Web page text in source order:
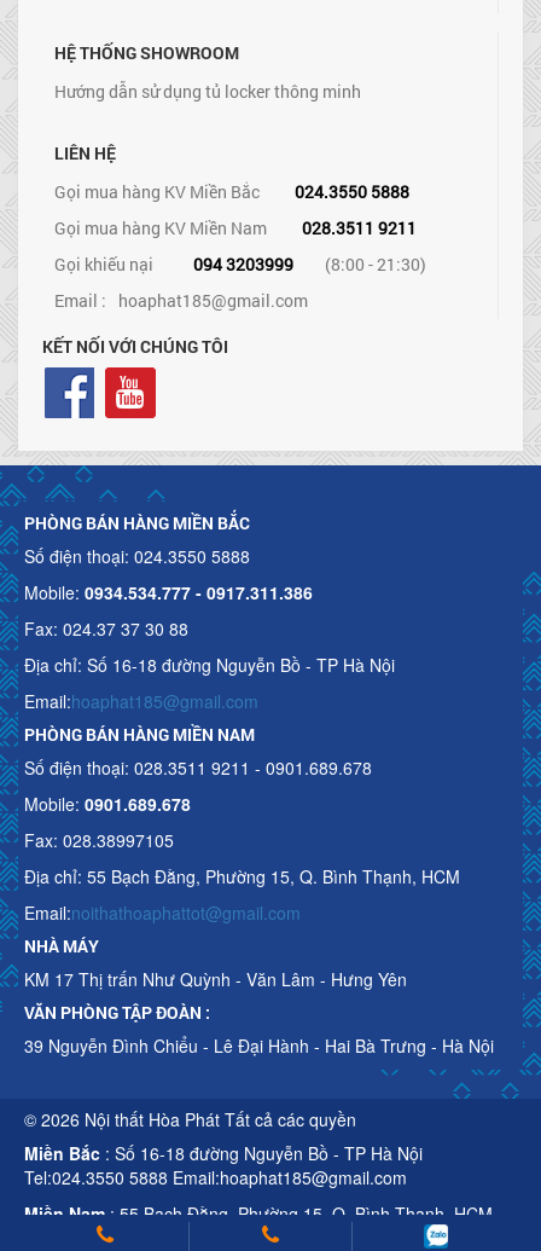
HỆ THỐNG SHOWROOM
Hướng dẫn sử dụng tủ locker thông minh
LIÊN HỆ
Gọi mua hàng KV Miền Bắc
024.3550 5888
Gọi mua hàng KV Miền Nam
028.3511 9211
Gọi khiếu nại
094 3203999
(8:00 - 21:30)
Email : hoaphat185@gmail.com
KẾT NỐI VỚI CHÚNG TÔI
PHÒNG BÁN HÀNG MIỀN BẮC
Số điện thoại: 024.3550 5888
Mobile: 0934.534.777 - 0917.311.386
Fax: 024.37 37 30 88
Địa chỉ: Số 16-18 đường Nguyễn Bồ - TP Hà Nội
Email:hoaphat185@gmail.com
PHÒNG BÁN HÀNG MIỀN NAM
Số điện thoại: 028.3511 9211 - 0901.689.678
Mobile: 0901.689.678
Fax: 028.38997105
Địa chỉ: 55 Bạch Đằng, Phường 15, Q. Bình Thạnh, HCM
Email:noithathoaphattot@gmail.com
NHÀ MÁY
KM 17 Thị trấn Như Quỳnh - Văn Lâm - Hưng Yên
VĂN PHÒNG TẬP ĐOÀN :
39 Nguyễn Đình Chiểu - Lê Đại Hành - Hai Bà Trưng - Hà Nội
© 2026 Nội thất Hòa Phát Tất cả các quyền
Miền Bắc : Số 16-18 đường Nguyễn Bồ - TP Hà Nội
Tel:024.3550 5888 Email:hoaphat185@gmail.com
Miền Nam : 55 Bạch Đằng, Phường 15, Q. Bình Thạnh, HCM
Tel:028.3511 9211 Email:noithathoaphattot@gmail.com